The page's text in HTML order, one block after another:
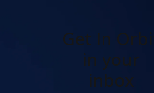
Get In Orbit
in your
inbox